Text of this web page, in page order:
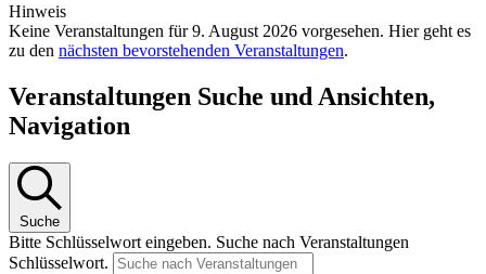
Hinweis
Keine Veranstaltungen für 9. August 2026 vorgesehen. Hier geht es
zu den nächsten bevorstehenden Veranstaltungen.
Veranstaltungen Suche und Ansichten,
Navigation
Suche
Bitte Schlüsselwort eingeben. Suche nach Veranstaltungen
Schlüsselwort.